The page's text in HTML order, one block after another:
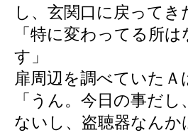
し、玄関口に戻ってき
「特に変わってる所
す」
扉周辺を調べていた
「うん。今日の事だ
ないし、盗聴器なん